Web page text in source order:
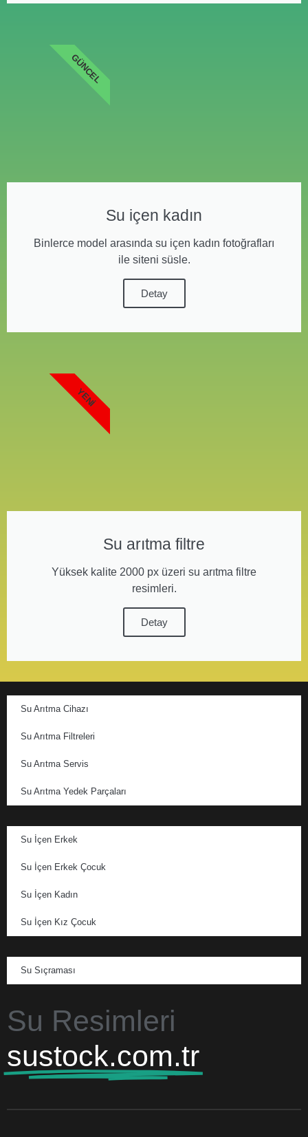
Su içen kadın
Binlerce model arasında su içen kadın fotoğrafları
ile siteni süsle.
Detay
GÜNCEL
Su arıtma filtre
Yüksek kalite 2000 px üzeri su arıtma filtre
resimleri.
Detay
YENI
Su Arıtma Cihazı
Su Arıtma Filtreleri
Su Arıtma Servis
Su Arıtma Yedek Parçaları
Su İçen Erkek
Su İçen Erkek Çocuk
Su İçen Kadın
Su İçen Kız Çocuk
Su Sıçraması
Su Resimleri
sustock.com.tr